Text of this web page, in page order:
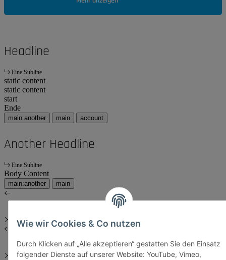
Wie wir Cookies & Co nutzen
Durch Klicken auf „Alle akzeptieren“ gestatten Sie den Einsatz
folgender Dienste auf unserer Website: YouTube, Vimeo,
Headline
Eine Subline
static content
static content
start
Ende
main:another main account
Another Headline
Eine Subline
Body Content
main:another main